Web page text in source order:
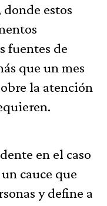
estos
fuentes de
que un mes
la atención
en el caso
cauce que
y define a